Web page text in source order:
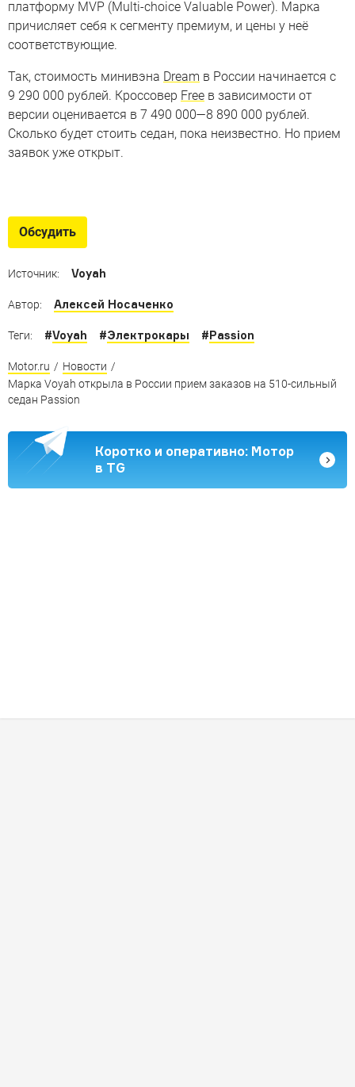
платформу MVP (Multi-choice Valuable Power). Марка
причисляет себя к сегменту премиум, и цены у неё
соответствующие.
Так, стоимость минивэна Dream в России начинается с
9 290 000 рублей. Кроссовер Free в зависимости от
версии оценивается в 7 490 000—8 890 000 рублей.
Сколько будет стоить седан, пока неизвестно. Но прием
заявок уже открыт.
Бюджетные и роскошные, скромные и быстрые модели
Обсудить
Источник: Voyah
Автор: Алексей Носаченко
Теги: #Voyah #Электрокары #Passion
Motor.ru / Новости /
Марка Voyah открыла в России прием заказов на 510-сильный
седан Passion
Коротко и оперативно: Мотор
в TG